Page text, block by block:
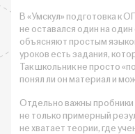
В «Умскул» подготовка к
не оставался один на
объясняют простым
уроков есть задания,
Так школьник не просто
понял ли он материал и
Отдельно важны
не только примерный
не хватает теории, где